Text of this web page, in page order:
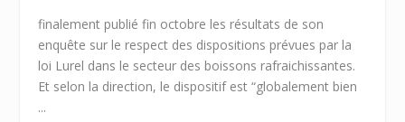
finalement publié fin octobre les résultats de son
enquête sur le respect des dispositions prévues par la
loi Lurel dans le secteur des boissons rafraichissantes.
Et selon la direction, le dispositif est “globalement bien
...